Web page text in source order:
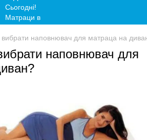
наповнювач для матраца на
наповнювач для